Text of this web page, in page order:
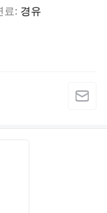
료
경유